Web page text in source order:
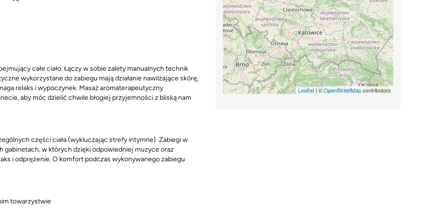
całe ciało. Łączy w sobie zalety manualnych technik
wykorzystane do zabiegu mają działanie nawilżające skórę,
relaks i wypoczynek. Masaż aromaterapeutyczny
aby móc dzielić chwile błogiej przyjemności z bliską nam
części ciała(wykluczając strefy intymne). Zabiegi w
gabinetach, w których dzięki odpowiedniej muzyce oraz
i odprężenie. O komfort podczas wykonywanego zabiegu
towarzystwie
Leaflet| ©OpenStreetMapcontributors